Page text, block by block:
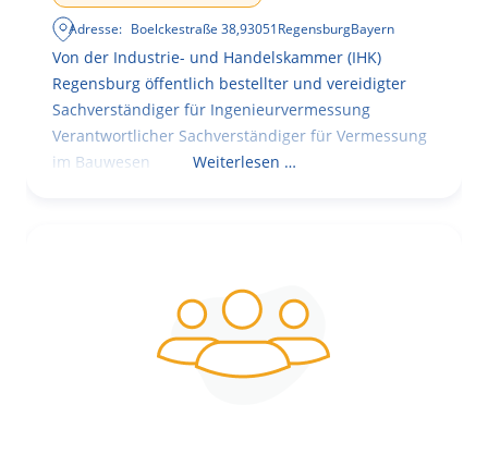
Adresse: Boelckestraße 38,93051RegensburgBayern
Von der Industrie- und Handelskammer (IHK)
Regensburg öffentlich bestellter und vereidigter
Sachverständiger für Ingenieurvermessung
Verantwortlicher Sachverständiger für Vermessung
im Bauwesen
Weiterlesen …